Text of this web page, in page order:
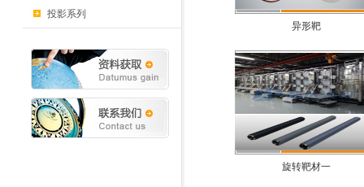
投影系列
异形靶
旋转靶材一